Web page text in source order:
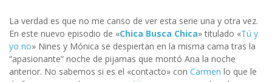
La verdad es que no me canso de ver esta serie una y otra vez.
En este nuevo episodio de «Chica Busca Chica» titulado «Tú y
yo no» Nines y Mónica se despiertan en la misma cama tras la
“apasionante” noche de pijamas que montó Ana la noche
anterior. No sabemos si es el «contacto» con Carmen lo que le